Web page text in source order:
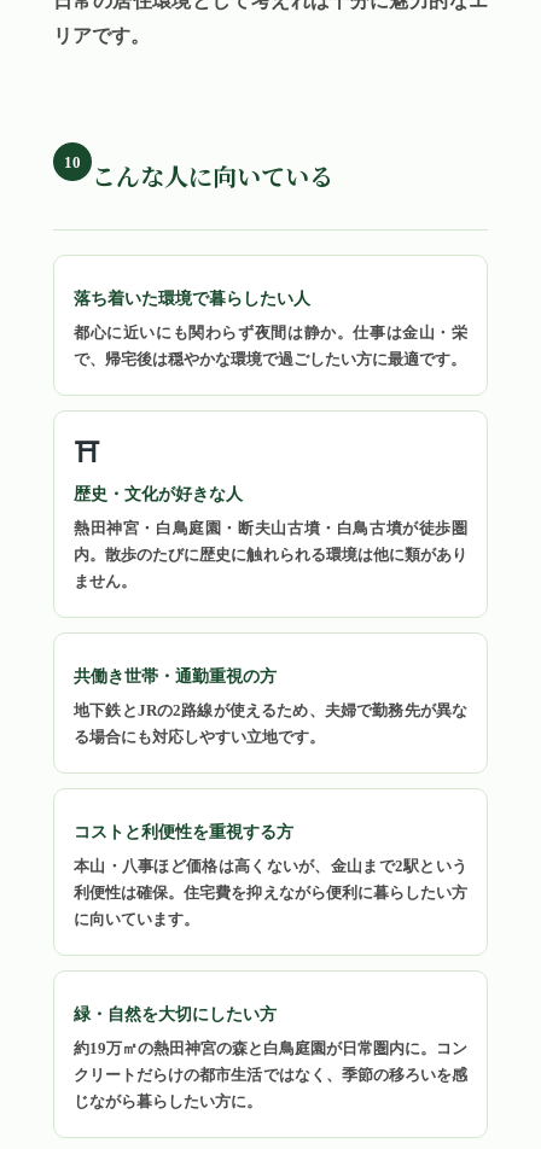
リアです。
10 こんな人に向いている
落ち着いた環境で暮らしたい人
都心に近いにも関わらず夜間は静か。仕事は金山・栄
で、帰宅後は穏やかな環境で過ごしたい方に最適です。
⛩
歴史・文化が好きな人
熱田神宮・白鳥庭園・断夫山古墳・白鳥古墳が徒歩圏
内。散歩のたびに歴史に触れられる環境は他に類があり
ません。
共働き世帯・通勤重視の方
地下鉄とJRの2路線が使えるため、夫婦で勤務先が異な
る場合にも対応しやすい立地です。
コストと利便性を重視する方
本山・八事ほど価格は高くないが、金山まで2駅という
利便性は確保。住宅費を抑えながら便利に暮らしたい方
に向いています。
緑・自然を大切にしたい方
約19万㎡の熱田神宮の森と白鳥庭園が日常圏内に。コン
クリートだらけの都市生活ではなく、季節の移ろいを感
じながら暮らしたい方に。